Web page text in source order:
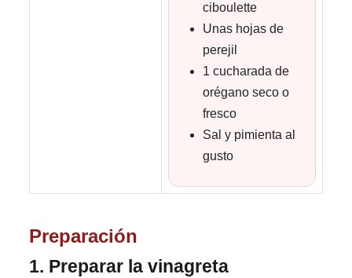
ciboulette
Unas hojas de
perejil
1 cucharada de
orégano seco o
fresco
Sal y pimienta al
gusto
Preparación
1. Preparar la vinagreta